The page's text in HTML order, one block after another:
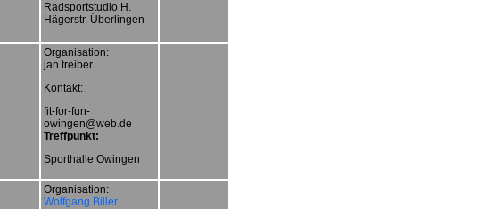
Radsportstudio H.
Hägerstr. Überlingen
Organisation:
jan.treiber
Kontakt:
fit-for-fun-
owingen@web.de
Treffpunkt:
Sporthalle Owingen
Organisation:
Wolfgang Biller